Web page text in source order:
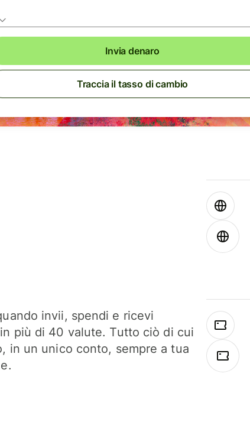
Invia denaro
Traccia il tasso di cambio
invii, spendi e ricevi
più di 40 valute. Tutto ciò di cui
in un unico conto, sempre a tua